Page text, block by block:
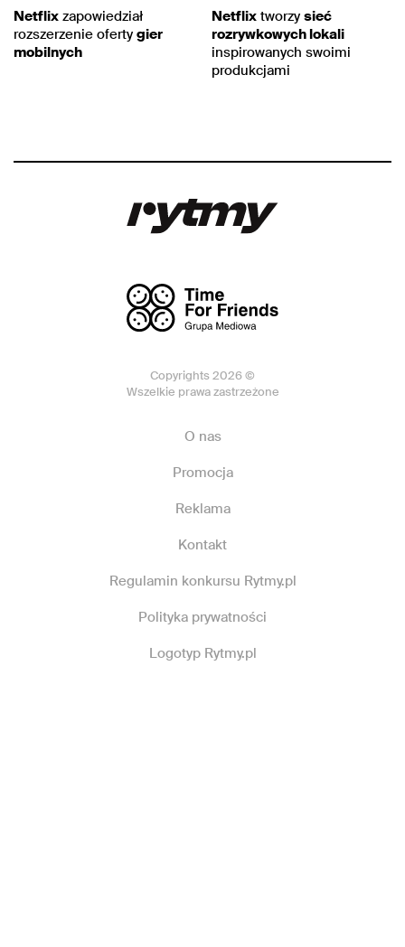
Netflix zapowiedział
rozszerzenie oferty gier
mobilnych
Netflix tworzy sieć
rozrywkowych lokali
inspirowanych swoimi
produkcjami
Copyrights 2026 ©
Wszelkie prawa zastrzeżone
O nas
Promocja
Reklama
Kontakt
Regulamin konkursu Rytmy.pl
Polityka prywatności
Logotyp Rytmy.pl